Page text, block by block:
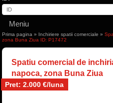
Meniu
Prima pagina » Inchiriere spatii comerciale »
zona Buna Ziua ID: P17472
Spatiu comercial de
napoca, zona Buna Ziua
Pret: 2.000 €/luna